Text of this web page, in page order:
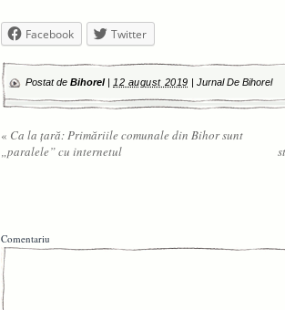
Facebook Twitter
Postat de Bihorel| 12 august 2019 | Jurnal De Bihorel
« Ca la ţară: Primăriile comunale din Bihor sunt
„paralele” cu internetul
Comentariu